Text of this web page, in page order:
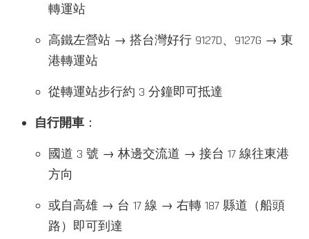
轉運站
高鐵左營站 → 搭台灣好行 9127D、9127G → 東
港轉運站
從轉運站步行約 3 分鐘即可抵達
自行開車 ：
國道 3 號 → 林邊交流道 → 接台 17 線往東港
方向
或自高雄 → 台 17 線 → 右轉 187 縣道（船頭
路）即可到達